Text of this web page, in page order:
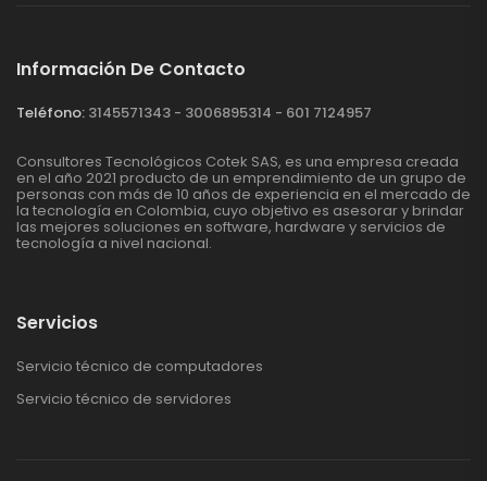
Información De Contacto
Teléfono: 3145571343 - 3006895314 - 601 7124957
Consultores Tecnológicos Cotek SAS, es una empresa creada
en el año 2021 producto de un emprendimiento de un grupo de
personas con más de 10 años de experiencia en el mercado de
la tecnología en Colombia, cuyo objetivo es asesorar y brindar
las mejores soluciones en software, hardware y servicios de
tecnología a nivel nacional.
Servicios
Servicio técnico de computadores
Servicio técnico de servidores